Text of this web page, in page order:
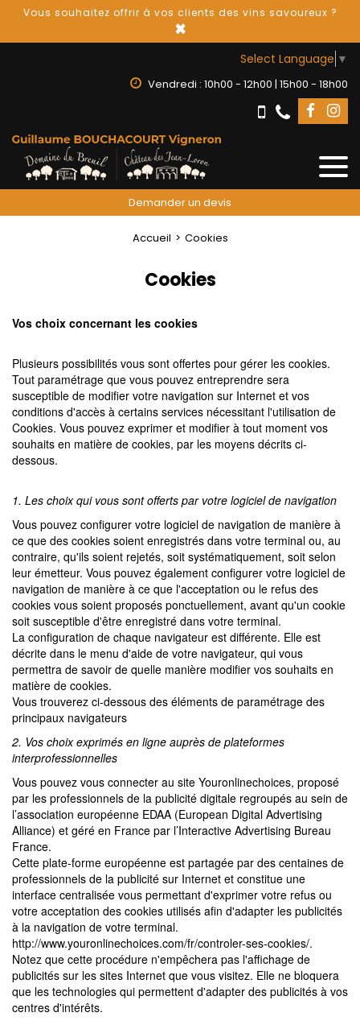
Vous souhaitez offrir à vos clients des vins savoureux ?
×
Select Language ▼
Vendredi : 10h00 - 12h00 | 15h00 - 18h00
Demander un devis
Accueil Cookies
Cookies
Vos choix concernant les cookies
Plusieurs possibilités vous sont offertes pour gérer les cookies.
Tout paramétrage que vous pouvez entreprendre sera
susceptible de modifier votre navigation sur Internet et vos
conditions d'accès à certains services nécessitant l'utilisation de
Cookies. Vous pouvez exprimer et modifier à tout moment vos
souhaits en matière de cookies, par les moyens décrits ci-
dessous.
1. Les choix qui vous sont offerts par votre logiciel de navigation
Vous pouvez configurer votre logiciel de navigation de manière à
ce que des cookies soient enregistrés dans votre terminal ou, au
contraire, qu'ils soient rejetés, soit systématiquement, soit selon
leur émetteur. Vous pouvez également configurer votre logiciel de
navigation de manière à ce que l'acceptation ou le refus des
cookies vous soient proposés ponctuellement, avant qu'un cookie
soit susceptible d'être enregistré dans votre terminal.
La configuration de chaque navigateur est différente. Elle est
décrite dans le menu d'aide de votre navigateur, qui vous
permettra de savoir de quelle manière modifier vos souhaits en
matière de cookies.
Vous trouverez ci-dessous des éléments de paramétrage des
principaux navigateurs
2. Vos choix exprimés en ligne auprès de plateformes
interprofessionnelles
Vous pouvez vous connecter au site Youronlinechoices, proposé
par les professionnels de la publicité digitale regroupés au sein de
l’association européenne EDAA (European Digital Advertising
Alliance) et géré en France par l’Interactive Advertising Bureau
France.
Cette plate-forme européenne est partagée par des centaines de
professionnels de la publicité sur Internet et constitue une
interface centralisée vous permettant d'exprimer votre refus ou
votre acceptation des cookies utilisés afin d'adapter les publicités
à la navigation de votre terminal.
http://www.youronlinechoices.com/fr/controler-ses-cookies/.
Notez que cette procédure n'empêchera pas l'affichage de
publicités sur les sites Internet que vous visitez. Elle ne bloquera
que les technologies qui permettent d'adapter des publicités à vos
centres d'intérêts.